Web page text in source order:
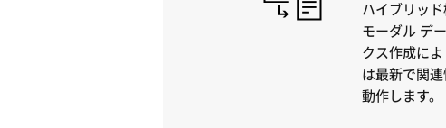
ハイブリッ
モーダル デ
クス作成に
は最新で関
動作します。